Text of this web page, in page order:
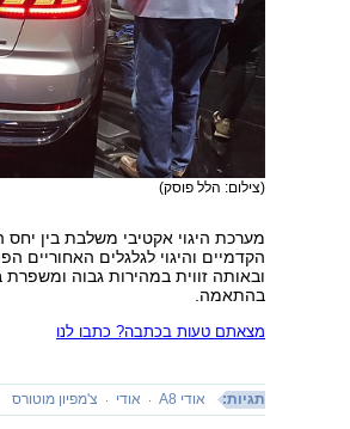
(צילום: הלל פוסק)
מערכת היגוי אקטיבי משלבת בין
הקדמיים והיגוי לגלגלים האחוריים
ובאותה זווית במהירות גבוה ומשפרת
בהתאמה.
מצאתם טעות בכתבה? כתבו לנו
תגיות: אודי A8 אודי צ'מפיון מוטורס